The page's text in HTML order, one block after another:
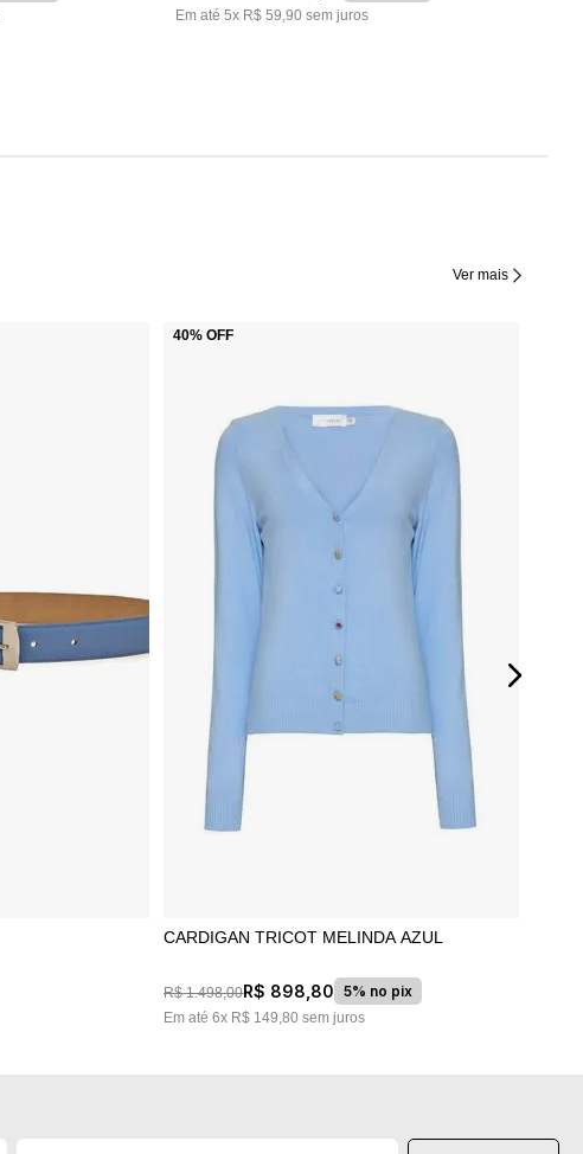
Em até 5x R$ 59,90 sem juros
Ver mais
40% OFF
CARDIGAN TRICOT MELINDA AZUL
R$ 1.498,00R$ 898 80 5% no pix
Em até6x R$ 149,80 sem juros